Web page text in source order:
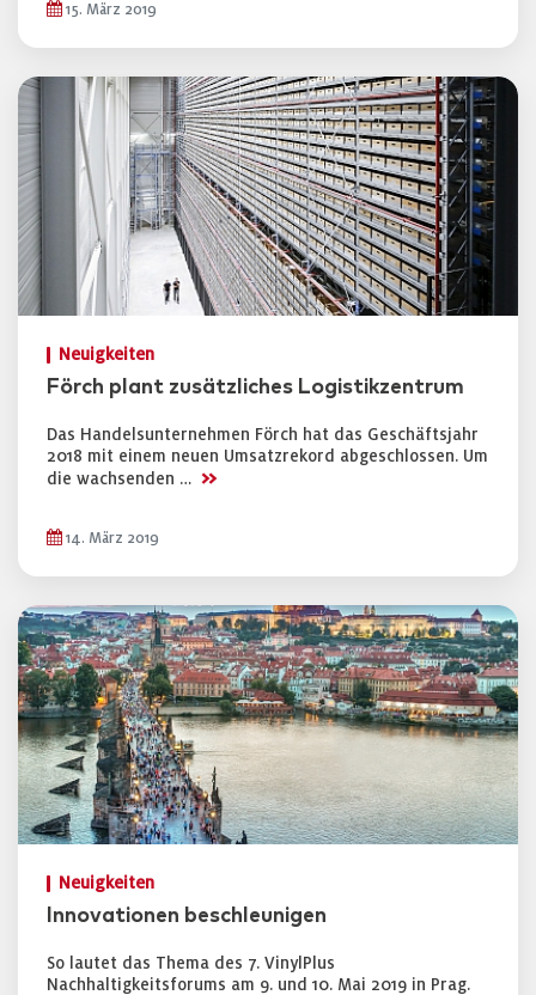
15. März 2019
Neuigkeiten
Förch plant zusätzliches Logistikzentrum
Das Handelsunternehmen Förch hat das Geschäftsjahr
2018 mit einem neuen Umsatzrekord abgeschlossen. Um
die wachsenden … >>
14. März 2019
Neuigkeiten
Innovationen beschleunigen
So lautet das Thema des 7. VinylPlus
Nachhaltigkeitsforums am 9. und 10. Mai 2019 in Prag.